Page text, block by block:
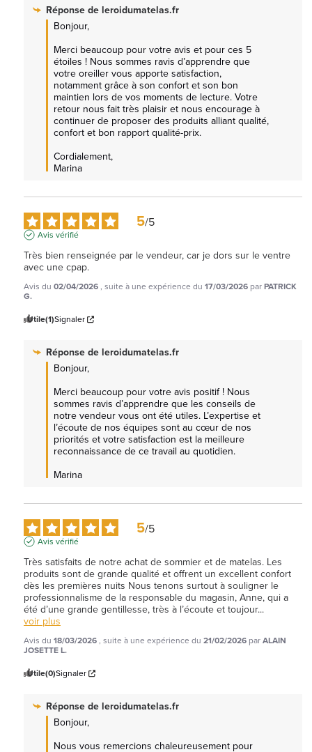
Réponse de leroidumatelas.fr
Bonjour,
Merci beaucoup pour votre avis et pour ces 5
étoiles ! Nous sommes ravis d’apprendre que
votre oreiller vous apporte satisfaction,
notamment grâce à son confort et son bon
maintien lors de vos moments de lecture. Votre
retour nous fait très plaisir et nous encourage à
continuer de proposer des produits alliant qualité,
confort et bon rapport qualité-prix.
Cordialement,
Marina
5/5
Avis vérifié
Très bien renseignée par le vendeur, car je dors sur le ventre
avec une cpap.
Avis du 02/04/2026, suite à une expérience du 17/03/2026 parPATRICK
G.
Utile(1)Signaler
Réponse de leroidumatelas.fr
Bonjour,
Merci beaucoup pour votre avis positif ! Nous
sommes ravis d’apprendre que les conseils de
notre vendeur vous ont été utiles. L’expertise et
l’écoute de nos équipes sont au cœur de nos
priorités et votre satisfaction est la meilleure
reconnaissance de ce travail au quotidien.
Marina
5/5
Avis vérifié
Très satisfaits de notre achat de sommier et de matelas. Les
produits sont de grande qualité et offrent un excellent confort
dès les premières nuits Nous tenons surtout à souligner le
professionnalisme de la responsable du magasin, Anne, qui a
été d’une grande gentillesse, très à l’écoute et toujour...
voir plus
Avis du 18/03/2026, suite à une expérience du 21/02/2026 parALAIN
JOSETTE L.
Utile(0)Signaler
Réponse de leroidumatelas.fr
Bonjour,
Nous vous remercions chaleureusement pour